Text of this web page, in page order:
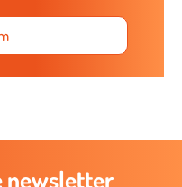
newsletter